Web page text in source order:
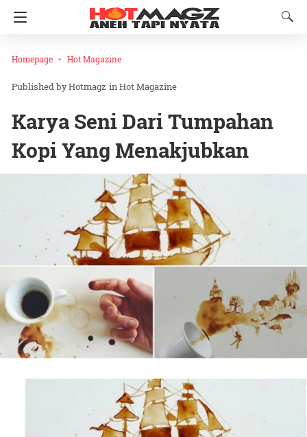
Homepage Hot Magazine
Hotmagz inHot Magazine
Karya Seni Dari Tumpahan
Kopi Yang Menakjubkan